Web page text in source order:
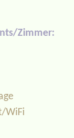
Zimmer:
WiFi